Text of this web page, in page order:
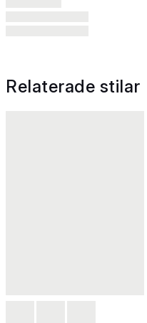
Relaterade stilar